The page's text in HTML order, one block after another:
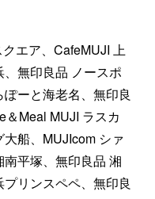
エア、CafeMUJI 上
無印良品 ノースポ
ーと海老名、無印良
Meal MUJI ラスカ
船、MUJIcom シァ
平塚、無印良品 湘
リンスペペ、無印良